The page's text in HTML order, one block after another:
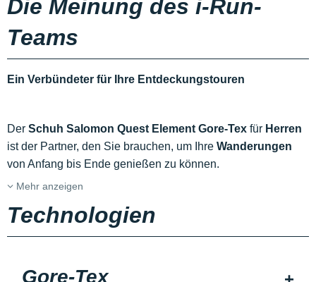
Die Meinung des i-Run-
Teams
Ein Verbündeter für Ihre Entdeckungstouren
Der Schuh Salomon Quest Element Gore-Tex für Herren
ist der Partner, den Sie brauchen, um Ihre Wanderungen
von Anfang bis Ende genießen zu können.
Mehr anzeigen
Technologien
Gore-Tex